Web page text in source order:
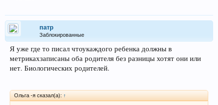
патр
Заблокированные
Я уже где то писал чтоукаждого ребенка должны в
метрикахзаписаны оба родителя без разницы хотят они или
нет. Биологических родителей.
Ольга -я сказал(а): ↑